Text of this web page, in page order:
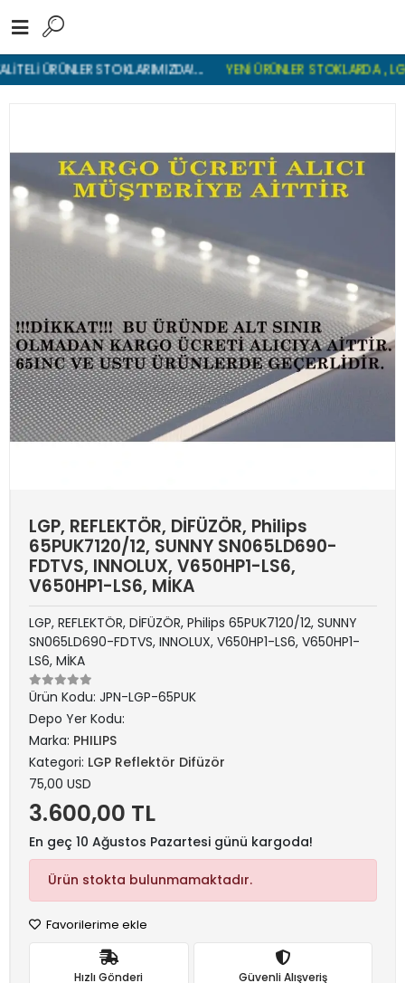
ÜRÜNLER STOKLARIMIZDA!... YENİ ÜRÜNLER STOKLARDA , LGP
LGP, REFLEKTÖR, DİFÜZÖR, Philips
65PUK7120/12, SUNNY SN065LD690-
FDTVS, INNOLUX, V650HP1-LS6,
V650HP1-LS6, MİKA
LGP, REFLEKTÖR, DİFÜZÖR, Philips 65PUK7120/12, SUNNY
SN065LD690-FDTVS, INNOLUX, V650HP1-LS6, V650HP1-
LS6, MİKA
Ürün Kodu: JPN-LGP-65PUK
Depo Yer Kodu:
Marka: PHILIPS
Kategori: LGP Reflektör Difüzör
75,00 USD
3.600,00 TL
En geç 10 Ağustos Pazartesi günü kargoda!
Ürün stokta bulunmamaktadır.
Favorilerime ekle
Hızlı Gönderi Güvenli Alışveriş